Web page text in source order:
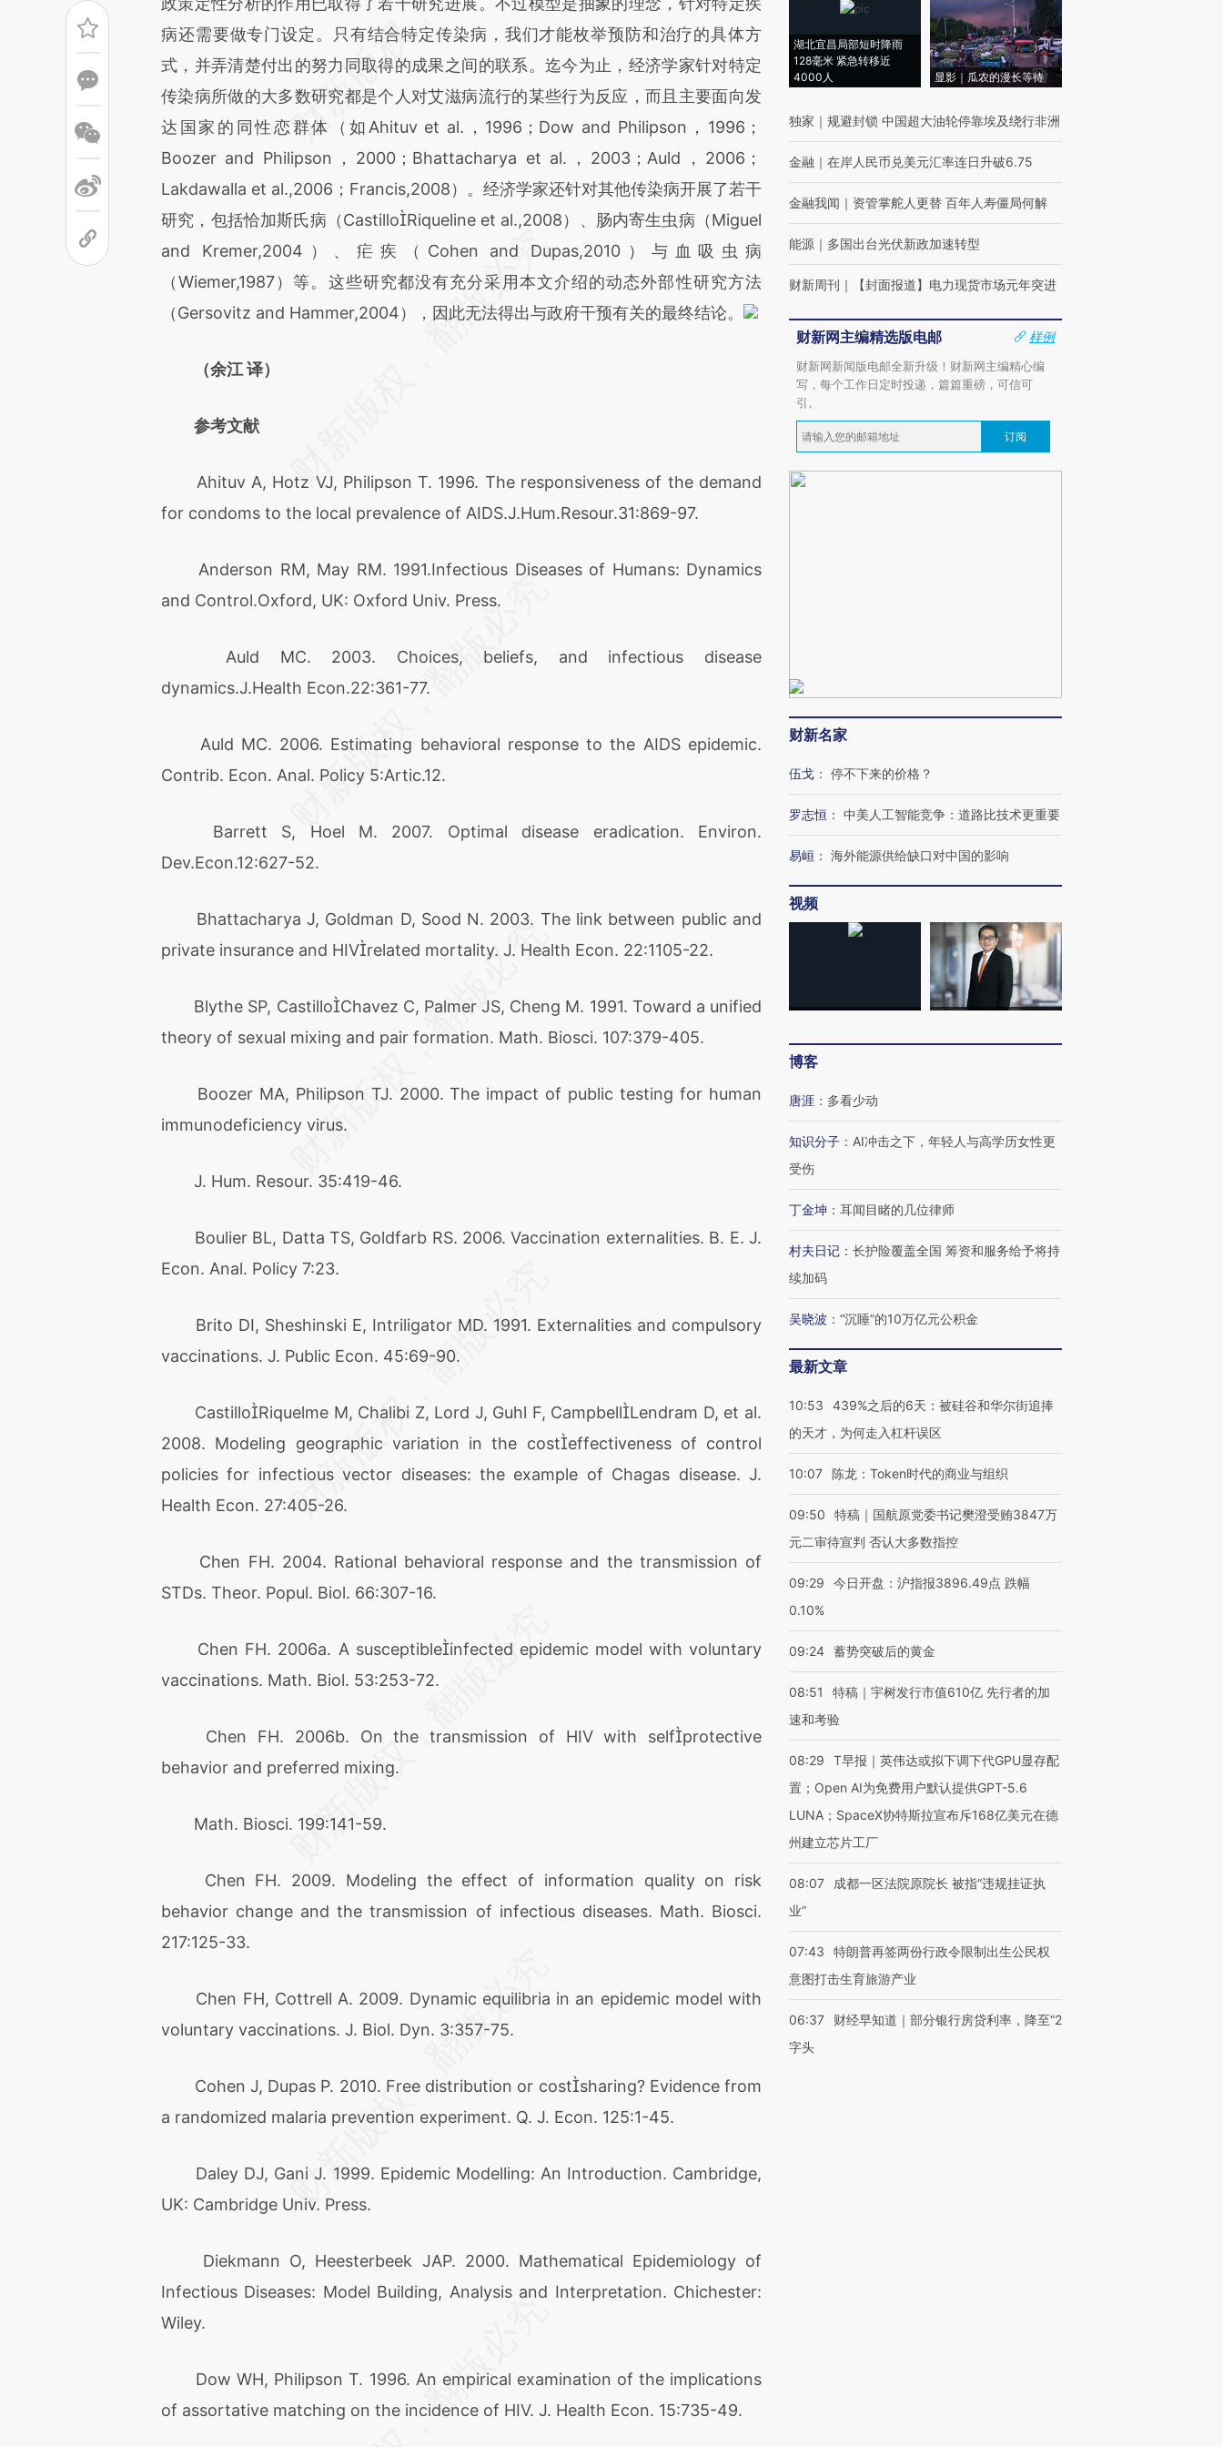
病还需要做专门设定。只有结合特定传染病，我们才能枚举预防和治疗的具体方
式，并弄清楚付出的努力同取得的成果之间的联系。迄今为止，经济学家针对特定
传染病所做的大多数研究都是个人对艾滋病流行的某些行为反应，而且主要面向发
达国家的同性恋群体（如Ahituv et al.，1996；Dow and Philipson，1996；
Boozer and Philipson，2000；Bhattacharya et al.，2003；Auld，2006；
Lakdawalla et al.,2006；Francis,2008）。经济学家还针对其他传染病开展了若干
研究，包括恰加斯氏病（CastilloRiqueline et al.,2008）、肠内寄生虫病（Miguel
and Kremer,2004）、疟疾（Cohen and Dupas,2010）与血吸虫病
（Wiemer,1987）等。这些研究都没有充分采用本文介绍的动态外部性研究方法
（Gersovitz and Hammer,2004），因此无法得出与政府干预有关的最终结论。
（余江 译）
参考文献
Ahituv A, Hotz VJ, Philipson T. 1996. The responsiveness of the demand
for condoms to the local prevalence of AIDS.J.Hum.Resour.31:869-97.
Anderson RM, May RM. 1991.Infectious Diseases of Humans: Dynamics
and Control.Oxford, UK: Oxford Univ. Press.
Auld MC. 2003. Choices, beliefs, and infectious disease
dynamics.J.Health Econ.22:361-77.
Auld MC. 2006. Estimating behavioral response to the AIDS epidemic.
Contrib. Econ. Anal. Policy 5:Artic.12.
Barrett S, Hoel M. 2007. Optimal disease eradication. Environ.
Dev.Econ.12:627-52.
Bhattacharya J, Goldman D, Sood N. 2003. The link between public and
private insurance and HIVrelated mortality. J. Health Econ. 22:1105-22.
Blythe SP, CastilloChavez C, Palmer JS, Cheng M. 1991. Toward a unified
theory of sexual mixing and pair formation. Math. Biosci. 107:379-405.
Boozer MA, Philipson TJ. 2000. The impact of public testing for human
immunodeficiency virus.
J. Hum. Resour. 35:419-46.
Boulier BL, Datta TS, Goldfarb RS. 2006. Vaccination externalities. B. E. J.
Econ. Anal. Policy 7:23.
Brito DI, Sheshinski E, Intriligator MD. 1991. Externalities and compulsory
vaccinations. J. Public Econ. 45:69-90.
CastilloRiquelme M, Chalibi Z, Lord J, Guhl F, CampbellLendram D, et al.
2008. Modeling geographic variation in the costeffectiveness of control
policies for infectious vector diseases: the example of Chagas disease. J.
Health Econ. 27:405-26.
Chen FH. 2004. Rational behavioral response and the transmission of
STDs. Theor. Popul. Biol. 66:307-16.
Chen FH. 2006a. A susceptibleinfected epidemic model with voluntary
vaccinations. Math. Biol. 53:253-72.
Chen FH. 2006b. On the transmission of HIV with selfprotective
behavior and preferred mixing.
Math. Biosci. 199:141-59.
Chen FH. 2009. Modeling the effect of information quality on risk
behavior change and the transmission of infectious diseases. Math. Biosci.
217:125-33.
Chen FH, Cottrell A. 2009. Dynamic equilibria in an epidemic model with
voluntary vaccinations. J. Biol. Dyn. 3:357-75.
Cohen J, Dupas P. 2010. Free distribution or costsharing? Evidence from
a randomized malaria prevention experiment. Q. J. Econ. 125:1-45.
Daley DJ, Gani J. 1999. Epidemic Modelling: An Introduction. Cambridge,
UK: Cambridge Univ. Press.
Diekmann O, Heesterbeek JAP. 2000. Mathematical Epidemiology of
Infectious Diseases: Model Building, Analysis and Interpretation. Chichester:
Wiley.
Dow WH, Philipson T. 1996. An empirical examination of the implications
of assortative matching on the incidence of HIV. J. Health Econ. 15:735-49.
湖北宜昌局部短时降雨
128毫米 紧急转移近
4000人
显影｜瓜农的漫长等待
独家 ｜ 规避封锁 中国超大油轮停靠埃及绕行非洲
金融 ｜ 在岸人民币兑美元汇率连日升破6.75
金融我闻 ｜ 资管掌舵人更替 百年人寿僵局何解
能源 ｜ 多国出台光伏新政加速转型
财新周刊 ｜ 【封面报道】电力现货市场元年突进
财新网主编精选版电邮
样例
财新网新闻版电邮全新升级！财新网主编精心编
写，每个工作日定时投递，篇篇重磅，可信可
引。
订阅
财新名家
伍戈 ： 停不下来的价格？
罗志恒 ： 中美人工智能竞争：道路比技术更重要
易峘 ： 海外能源供给缺口对中国的影响
视频
博客
唐涯 ： 多看少动
知识分子 ： AI冲击之下，年轻人与高学历女性更
受伤
丁金坤 ： 耳闻目睹的几位律师
村夫日记 ： 长护险覆盖全国 筹资和服务给予将持
续加码
吴晓波 ： “沉睡”的10万亿元公积金
最新文章
10:53
439%之后的6天：被硅谷和华尔街追捧
的天才，为何走入杠杆误区
10:07 陈龙：Token时代的商业与组织
09:50
特稿｜国航原党委书记樊澄受贿3847万
元二审待宣判 否认大多数指控
09:29
今日开盘：沪指报3896.49点 跌幅
0.10%
09:24 蓄势突破后的黄金
08:51
特稿｜宇树发行市值610亿 先行者的加
速和考验
08:29
T早报｜英伟达或拟下调下代GPU显存配
置；Open AI为免费用户默认提供GPT-5.6
LUNA；SpaceX协特斯拉宣布斥168亿美元在德
州建立芯片工厂
08:07
成都一区法院原院长 被指“违规挂证执
业”
07:43
特朗普再签两份行政令限制出生公民权
意图打击生育旅游产业
06:37
财经早知道｜部分银行房贷利率，降至“2
字头